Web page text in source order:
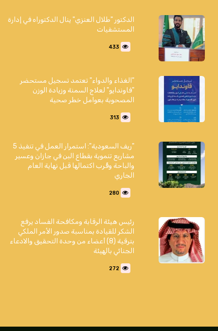
الدكتور "طلال العنزي" ينال الدكتوراه في إدارة
المستشفيات
433
"الغذاء والدواء" تعتمد تسجيل مستحضر
"فاوندايو" لعلاج السمنة وزيادة الوزن
المصحوبة بعوامل خطر صحية
313
"ريف السعودية": استمرار العمل في تنفيذ 5
مشاريع تنموية بقطاع البن في جازان وعسير
والباحة وقُرب اكتمالها قبل نهاية العام
الجاري
280
رئيس هيئة الرقابة ومكافحة الفساد يرفع
الشكر للقيادة بمناسبة صدور الأمر الملكي
بترقية (8) أعضاء من وحدة التحقيق والادعاء
الجنائي بالهيئة
272